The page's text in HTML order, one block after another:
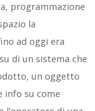
programmazione
la
ad oggi era
di un sistema che
un oggetto
info su come